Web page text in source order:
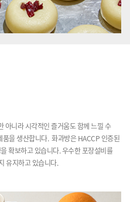
아니라 시각적인 즐거움도 함께 느낄 수
품을 생산합니다. 화과방은 HACCP 인증된
확보하고 있습니다. 우수한 포장설비를
유지하고 있습니다.